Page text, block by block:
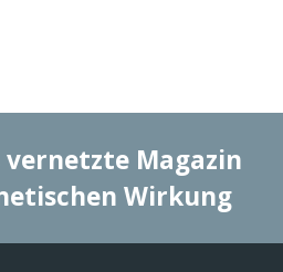
vernetzte Magazin
Wirkung